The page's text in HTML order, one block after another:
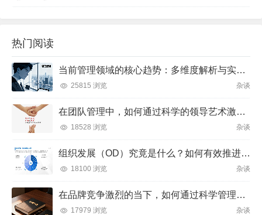
热门阅读
当前管理领域的核心趋势：多维度解析与实践方向
25815 浏览 杂谈
在团队管理中，如何通过科学的领导艺术激发成员潜力并实现目标？
18528 浏览 杂谈
组织发展（OD）究竟是什么？如何有效推进并解决企业管理难题？
18100 浏览 杂谈
在品牌竞争激烈的当下，如何通过科学管理让品牌成为消费者心中不可替代的存在？
17979 浏览 杂谈